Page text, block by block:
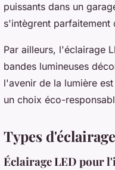
puissants dans un
s'intègrent parfaitement
Par ailleurs, l'éclairage
bandes lumineuses
l'avenir de la lumière
un choix éco-
Types
Éclairage LED pour